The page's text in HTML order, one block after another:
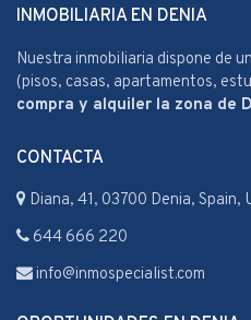
INMOBILIARIA EN DENIA
Nuestra inmobiliaria dispone de
(pisos, casas, apartamentos,
compra y alquiler la zona de
CONTACTA
Diana, 41, 03700 Denia, Spain,
644 666 220
info@inmospecialist.com